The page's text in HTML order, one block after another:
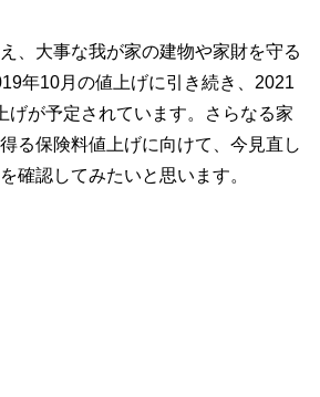
、大事な我が家の建物や家財を守る
年10月の値上げに引き続き、2021
げが予定されています。さらなる家
る保険料値上げに向けて、今見直し
確認してみたいと思います。